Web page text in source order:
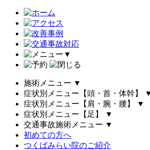
▼
施術メニュー ▼
症状別メニュー【頭・首・体幹】
症状別メニュー【肩・腕・腰】
▼
症状別メニュー【足】
▼
交通事故施術メニュー ▼
初めての方へ
つくばみらい院のご紹介